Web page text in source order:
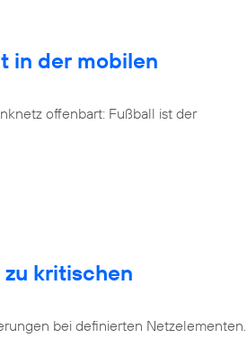
in der mobilen
offenbart: Fußball ist der
kritischen
bei definierten Netzelementen.